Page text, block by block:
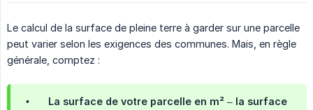
Le calcul de la surface de pleine terre à garder sur une parcelle
peut varier selon les exigences des communes. Mais, en règle
générale, comptez :
•
La surface de votre parcelle en m² – la surface